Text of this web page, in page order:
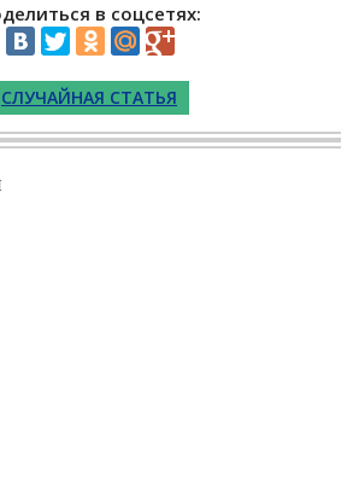
в соцсетях:
СЛУЧАЙНАЯ СТАТЬЯ